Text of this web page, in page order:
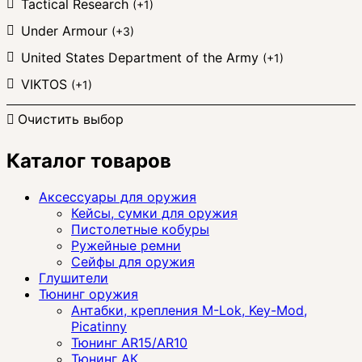
Tactical Research (+1)
Under Armour (+3)
United States Department of the Army (+1)
VIKTOS (+1)
Очистить выбор
Каталог товаров
Аксессуары для оружия
Кейсы, сумки для оружия
Пистолетные кобуры
Ружейные ремни
Сейфы для оружия
Глушители
Тюнинг оружия
Антабки, крепления M-Lok, Key-Mod,
Picatinny
Тюнинг AR15/AR10
Тюнинг АК